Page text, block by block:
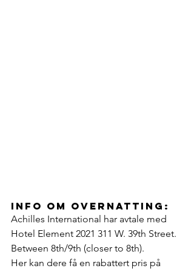
info om overnatting:
Achilles International har avtale med
Hotel Element 2021 311 W. 39th Street.
Between 8th/9th (closer to 8th).
Her kan dere få en rabattert pris på